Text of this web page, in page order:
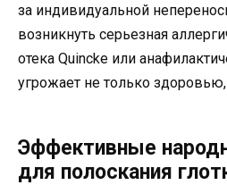
за индивидуальной
возникнуть серьезная
отека Quincke или
угрожает не только
Эффективные
для полоскания